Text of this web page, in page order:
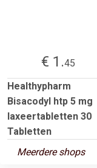
€ 1.45
Healthypharm
Bisacodyl htp 5 mg
laxeertabletten 30
Tabletten
Meerdere shops